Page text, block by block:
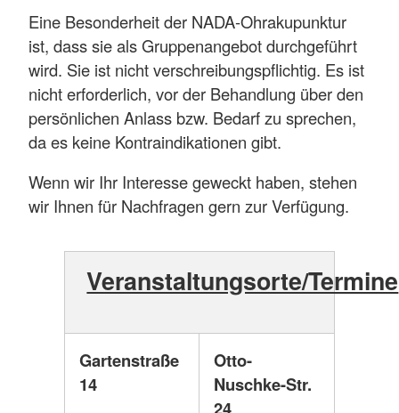
Eine Besonderheit der NADA-Ohrakupunktur
ist, dass sie als Gruppenangebot durchgeführt
wird. Sie ist nicht verschreibungspflichtig. Es ist
nicht erforderlich, vor der Behandlung über den
persönlichen Anlass bzw. Bedarf zu sprechen,
da es keine Kontraindikationen gibt.
Wenn wir Ihr Interesse geweckt haben, stehen
wir Ihnen für Nachfragen gern zur Verfügung.
Veranstaltungsorte/Termine
Gartenstraße
14
Otto-
Nuschke-Str.
24